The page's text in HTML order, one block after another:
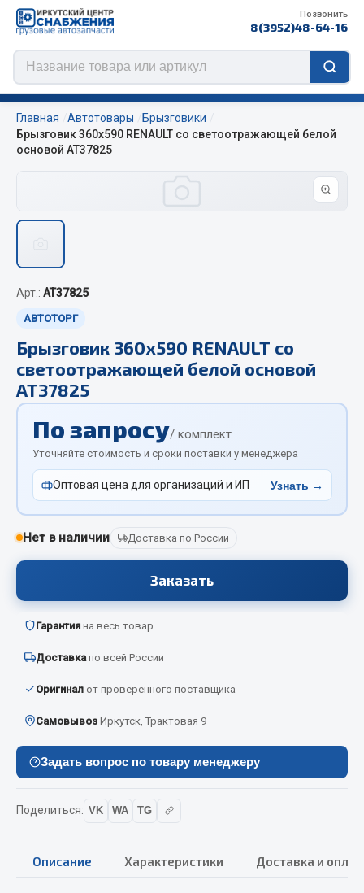
Позвонить
8(3952)48-64-16
ЦЕПИ РОССИЯ
Изготовление цепей на колеса BOHU
QITONG
Весь раздел
Отопители салона, подогреватели
Жидкостные подогреватели
Отопители салона
Подогреватели тосола
Весь раздел
Автозвук
Автокаталоги
Аксессуары автомобильные
Брызговики
Вентиляторы кабины
Показать ещё
Весь раздел
Смазочные материалы
Главная Автотовары
Брызговики
Брызговик 360х590 RENAULT со светоотражающей белой
основой АТ37825
Арт.: AT37825
АВТОТОРГ
Брызговик 360х590 RENAULT со
светоотражающей белой основой
АТ37825
По запросу/ комплект
Уточняйте стоимость и сроки поставки у менеджера
Оптовая цена для организаций и ИП Узнать →
Нет в наличии Доставка по России
Заказать
Гарантия на весь товар
Доставка по всей России
Оригинал от проверенного поставщика
Самовывоз Иркутск, Трактовая 9
Задать вопрос по товару менеджеру
Поделиться: VK WA TG
Описание Характеристики Доставка и